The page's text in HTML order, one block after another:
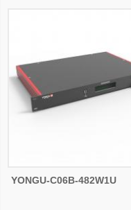
YONGU-C06B-482W1U